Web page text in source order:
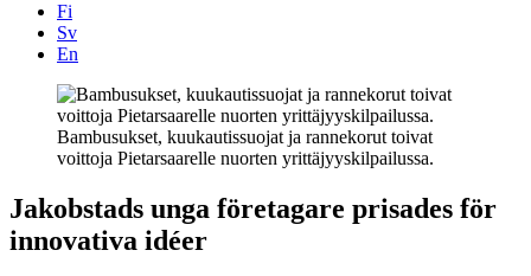
Fi
Sv
En
Facebook
Instagram
LinkedIN
YouTube
Bambusukset, kuukautissuojat ja rannekorut toivat
voittoja Pietarsaarelle nuorten yrittäjyyskilpailussa.
Jakobstads unga företagare prisades för
innovativa idéer